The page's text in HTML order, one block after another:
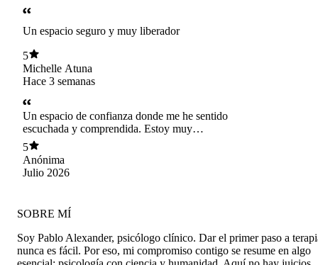
Un espacio seguro y muy liberador
5
Michelle Atuna
Hace 3 semanas
Un espacio de confianza donde me he sentido
escuchada y comprendida. Estoy muy
agradecida.
5
Anónima
Julio 2026
SOBRE MÍ
Soy Pablo Alexander, psicólogo clínico. Dar el primer paso a
nunca es fácil. Por eso, mi compromiso contigo se resume en algo